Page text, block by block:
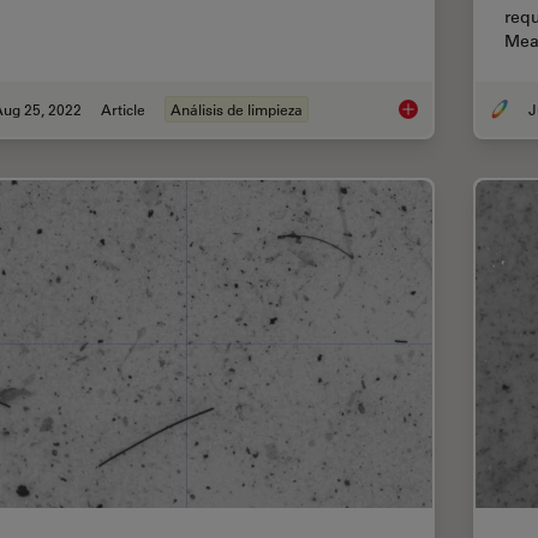
25, 2022 Article Análisis de limpieza Factors to Consider